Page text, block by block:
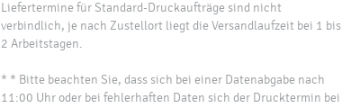
Liefertermine für Standard-Druckaufträge sind nicht
verbindlich, je nach Zustellort liegt die Versandlaufzeit bei 1 bis
2 Arbeitstagen.
* * Bitte beachten Sie, dass sich bei einer Datenabgabe nach
11:00 Uhr oder bei fehlerhaften Daten sich der Drucktermin bei